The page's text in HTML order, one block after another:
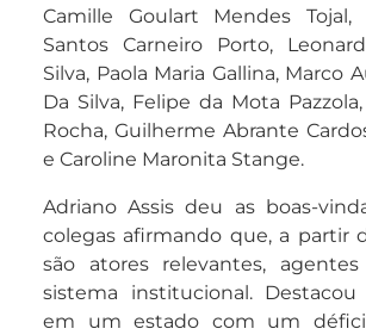
Camille Goulart Mendes Tojal,
Santos Carneiro Porto,
Silva, Paola Maria Gallina, Marco
Da Silva, Felipe da Mota
Rocha, Guilherme Abrante
e Caroline Maronita Stange.
Adriano Assis deu as boas-
colegas afirmando que, a partir
são atores relevantes,
sistema institucional.
em um estado com um